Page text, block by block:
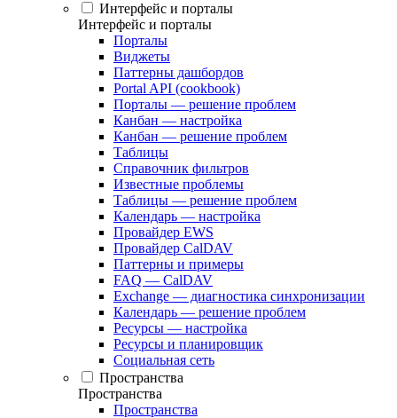
Интерфейс и порталы
Интерфейс и порталы
Порталы
Виджеты
Паттерны дашбордов
Portal API (cookbook)
Порталы — решение проблем
Канбан — настройка
Канбан — решение проблем
Таблицы
Справочник фильтров
Известные проблемы
Таблицы — решение проблем
Календарь — настройка
Провайдер EWS
Провайдер CalDAV
Паттерны и примеры
FAQ — CalDAV
Exchange — диагностика синхронизации
Календарь — решение проблем
Ресурсы — настройка
Ресурсы и планировщик
Социальная сеть
Пространства
Пространства
Пространства